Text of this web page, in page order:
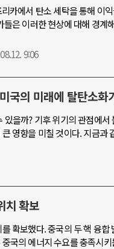
카에서 탄소 세탁을 통해 이
은 이러한 현상에 대해 경
9:06
국의 미래에 탈탄소화
을까? 기후 위기의 관점에
영향을 미칠 것이다. 지금
치 확보
확보했다. 중국의 두 핵 융
국의 에너지 수요를 충족시